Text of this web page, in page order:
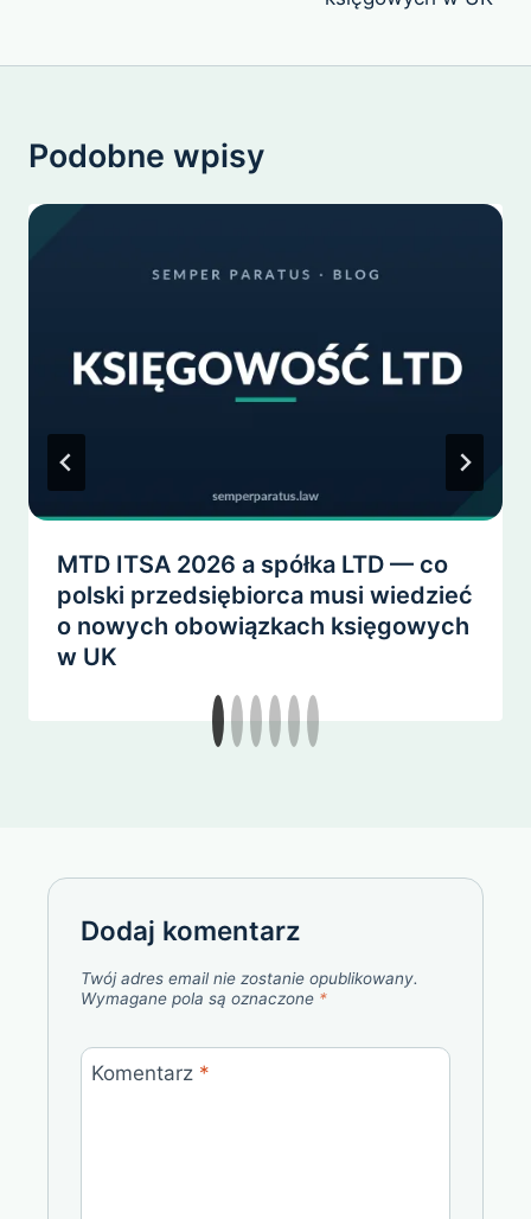
Podobne wpisy
MTD ITSA 2026 a spółka LTD — co
polski przedsiębiorca musi wiedzieć
o nowych obowiązkach księgowych
w UK
Dodaj komentarz
Twój adres email nie zostanie opublikowany.
Wymagane pola są oznaczone *
Komentarz *